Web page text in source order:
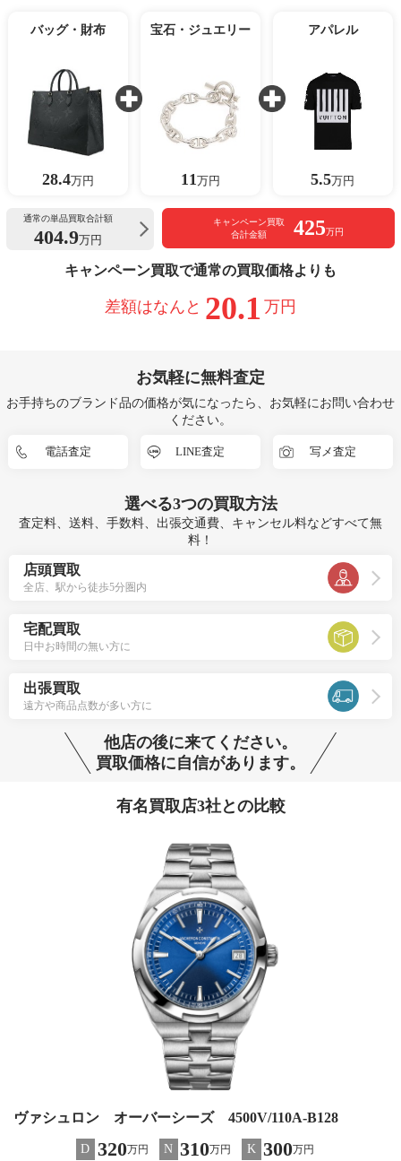
バッグ・財布
28.4万円
宝石・ジュエリー
11 万円
アパレル
5.5万円
通常の単品買取合計額
404.9万円
キャンペーン買取
合計金額
425万円
キャンペーン買取で通常の買取価格よりも
差額はなんと 20.1 万円
お気軽に無料査定
お手持ちのブランド品の価格が気になったら、お気軽にお問い合わせ
ください。
電話査定 LINE査定 写メ査定
選べる3つの買取方法
査定料、送料、手数料、出張交通費、キャンセル料などすべて無
料！
店頭買取
全店、駅から徒歩5分圏内
宅配買取
日中お時間の無い方に
出張買取
遠方や商品点数が多い方に
他店の後に来てください。
買取価格に自信があります。
有名買取店3社との比較
ヴァシュロン オーバーシーズ 4500V/110A-B128
D 320万円 N 310万円 K 300万円